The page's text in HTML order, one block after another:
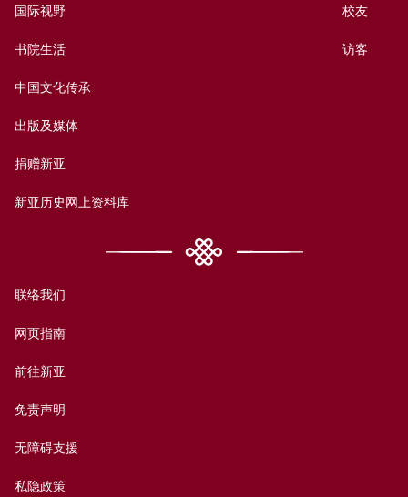
国际视野
书院生活
中国文化传承
出版及媒体
捐赠新亚
新亚历史网上资料库
校友
访客
联络我们
网页指南
前往新亚
免责声明
无障碍支援
私隐政策